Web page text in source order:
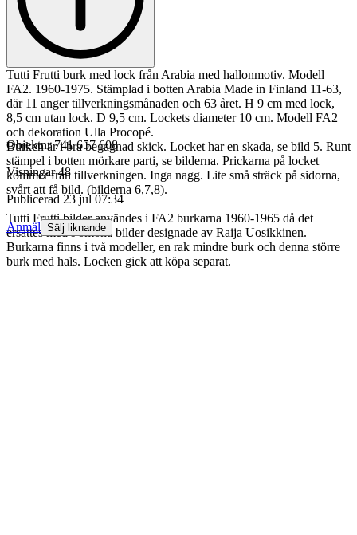
Tutti Frutti burk med lock från Arabia med hallonmotiv. Modell
FA2. 1960-1975. Stämplad i botten Arabia Made in Finland 11-63,
där 11 anger tillverkningsmånaden och 63 året. H 9 cm med lock,
8,5 cm utan lock. D 9,5 cm. Lockets diameter 10 cm. Modell FA2
och dekoration Ulla Procopé.
Burken är i bra begagnad skick. Locket har en skada, se bild 5. Runt
stämpel i botten mörkare parti, se bilderna. Prickarna på locket
kommer från tillverkningen. Inga nagg. Lite små sträck på sidorna,
svårt att få bild. (bilderna 6,7,8).
Tutti Frutti bilder användes i FA2 burkarna 1960-1965 då det
ersattes med Pomona bilder designade av Raija Uosikkinen.
Burkarna finns i två modeller, en rak mindre burk och denna större
burk med hals. Locken gick att köpa separat.
Objektnr 741 657 608
Visningar 48
Publicerad 23 jul 07:34
Anmäl Sälj liknande